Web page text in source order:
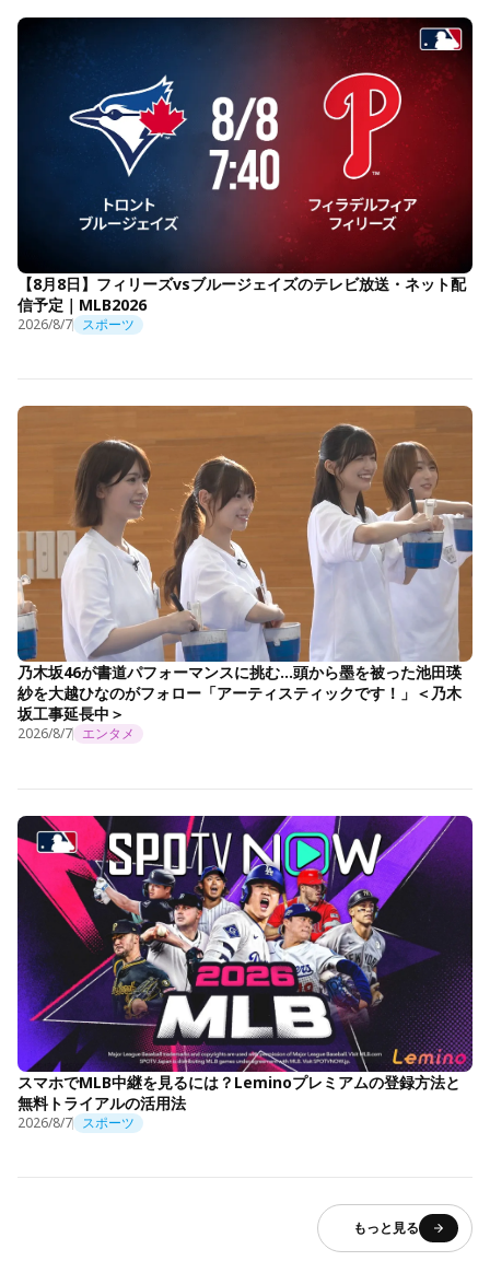
【8月8日】フィリーズvsブルージェイズのテレビ放送・ネット配
信予定｜MLB2026
2026/8/7 スポーツ
乃木坂46が書道パフォーマンスに挑む…頭から墨を被った池田瑛
紗を大越ひなのがフォロー「アーティスティックです！」＜乃木
坂工事延長中＞
2026/8/7 エンタメ
スマホでMLB中継を見るには？Leminoプレミアムの登録方法と
無料トライアルの活用法
2026/8/7 スポーツ
もっと見る